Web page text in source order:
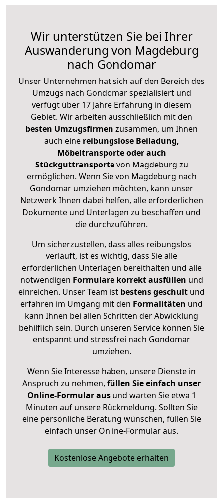
Wir unterstützen Sie bei Ihrer
Auswanderung von Magdeburg
nach Gondomar
Unser Unternehmen hat sich auf den Bereich des
Umzugs nach Gondomar spezialisiert und
verfügt über 17 Jahre Erfahrung in diesem
Gebiet. Wir arbeiten ausschließlich mit den
besten Umzugsfirmen zusammen, um Ihnen
auch eine reibungslose Beiladung,
Möbeltransporte oder auch
Stückguttransportevon Magdeburg zu
ermöglichen. Wenn Sie von Magdeburg nach
Gondomar umziehen möchten, kann unser
Netzwerk Ihnen dabei helfen, alle erforderlichen
Dokumente und Unterlagen zu beschaffen und
die durchzuführen.
Um sicherzustellen, dass alles reibungslos
verläuft, ist es wichtig, dass Sie alle
erforderlichen Unterlagen bereithalten und alle
notwendigen Formulare korrekt ausfüllen und
einreichen. Unser Team ist bestens geschult und
erfahren im Umgang mit den Formalitäten und
kann Ihnen bei allen Schritten der Abwicklung
behilflich sein. Durch unseren Service können Sie
entspannt und stressfrei nach Gondomar
umziehen.
Wenn Sie Interesse haben, unsere Dienste in
Anspruch zu nehmen, füllen Sie einfach unser
Online-Formular ausund warten Sie etwa 1
Minuten auf unsere Rückmeldung. Sollten Sie
eine persönliche Beratung wünschen, füllen Sie
einfach unser Online-Formular aus.
Kostenlose Angebote erhalten